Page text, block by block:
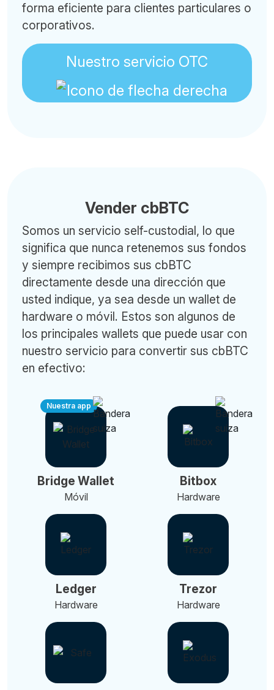
forma eficiente para clientes particulares o
corporativos.
Nuestro servicio OTC
Vender cbBTC
Somos un servicio self-custodial, lo que
significa que nunca retenemos sus fondos
y siempre recibimos sus cbBTC
directamente desde una dirección que
usted indique, ya sea desde un wallet de
hardware o móvil. Estos son algunos de
los principales wallets que puede usar con
nuestro servicio para convertir sus cbBTC
en efectivo:
Nuestra app
Bridge Wallet
Móvil
Bitbox
Hardware
Ledger
Hardware
Trezor
Hardware